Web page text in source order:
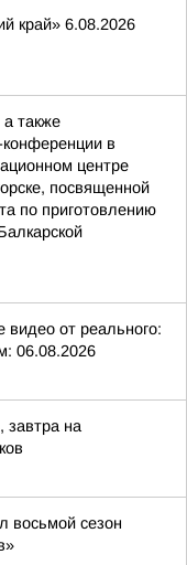
край» 6.08.2026
а также
в
центре
посвященной
по приготовлению
видео от реального:
06.08.2026
завтра на
восьмой сезон